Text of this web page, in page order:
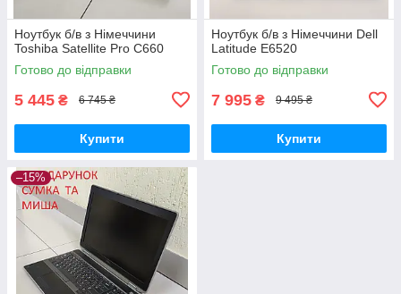
Ноутбук б/в з Німеччини
Toshiba Satellite Pro C660
Готово до відправки
5 445 ₴ 6 745 ₴
Купити
Ноутбук б/в з Німеччини Dell
Latitude E6520
Готово до відправки
7 995 ₴ 9 495 ₴
Купити
–15%